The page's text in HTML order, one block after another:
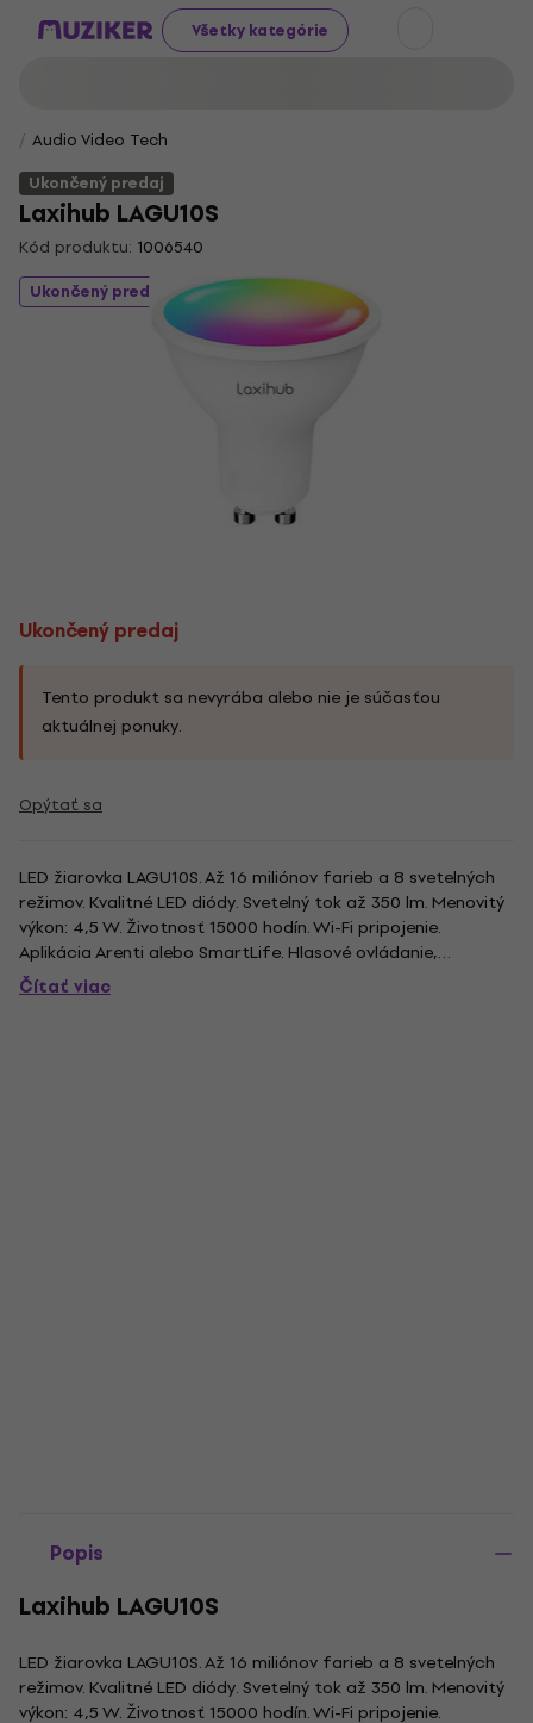
Všetky kategórie
Audio Video Tech
Ukončený predaj
Laxihub LAGU10S
Kód produktu: 1006540
Ukončený predaj
Ukončený predaj
Tento produkt sa nevyrába alebo nie je súčasťou
aktuálnej ponuky.
Opýtať sa
LED žiarovka LAGU10S. Až 16 miliónov farieb a 8 svetelných
režimov. Kvalitné LED diódy. Svetelný tok až 350 lm. Menovitý
výkon: 4,5 W. Životnosť 15000 hodín. Wi-Fi pripojenie.
Aplikácia Arenti alebo SmartLife. Hlasové ovládanie,
kompatibilné s Google Asistent a Amazon Alexa.
Čítať viac
Popis
Laxihub LAGU10S
LED žiarovka LAGU10S. Až 16 miliónov farieb a 8 svetelných
režimov. Kvalitné LED diódy. Svetelný tok až 350 lm. Menovitý
výkon: 4,5 W. Životnosť 15000 hodín. Wi-Fi pripojenie.